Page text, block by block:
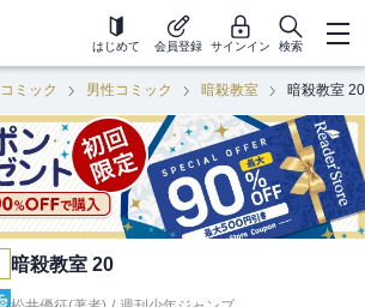
はじめて 会員登録 サインイン 検索
コミック 男性コミック 暗殺教室 暗殺教室 20
暗殺教室 20